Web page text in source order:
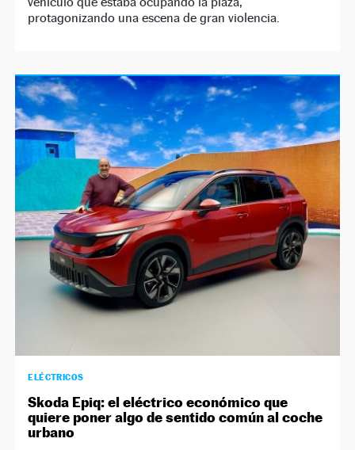
protagonizando una escena de gran violencia.
ELÉCTRICOS
Skoda Epiq: el eléctrico económico que
quiere poner algo de sentido común al coche
urbano